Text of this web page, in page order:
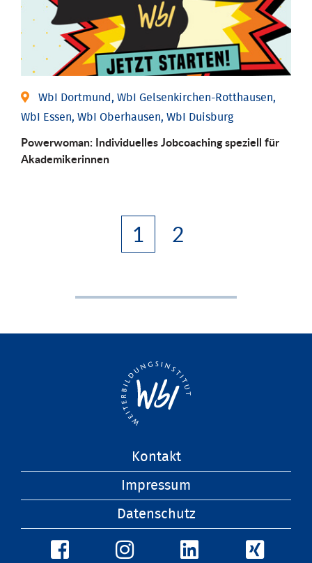
WbI Dortmund, WbI Gelsenkirchen-Rotthausen,
WbI Essen, WbI Oberhausen, WbI Duisburg
Powerwoman: Individu­elles Job­coaching speziell für
Aka­demiker­innen
1 2
Kontakt
Impressum
Datenschutz